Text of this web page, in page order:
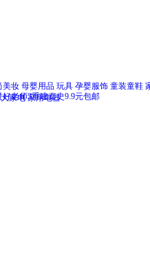
美妆 母婴用品 玩具 孕婴服饰 童装童鞋
大家电 家用电器
好老师3重建秦史9.9元包邮